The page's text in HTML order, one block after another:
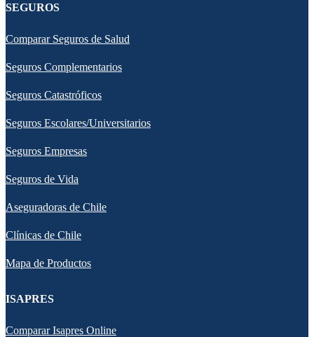
SEGUROS
Comparar Seguros de Salud
Seguros Complementarios
Seguros Catastróficos
Seguros Escolares/Universitarios
Seguros Empresas
Seguros de Vida
Aseguradoras de Chile
Clínicas de Chile
Mapa de Productos
ISAPRES
Comparar Isapres Online